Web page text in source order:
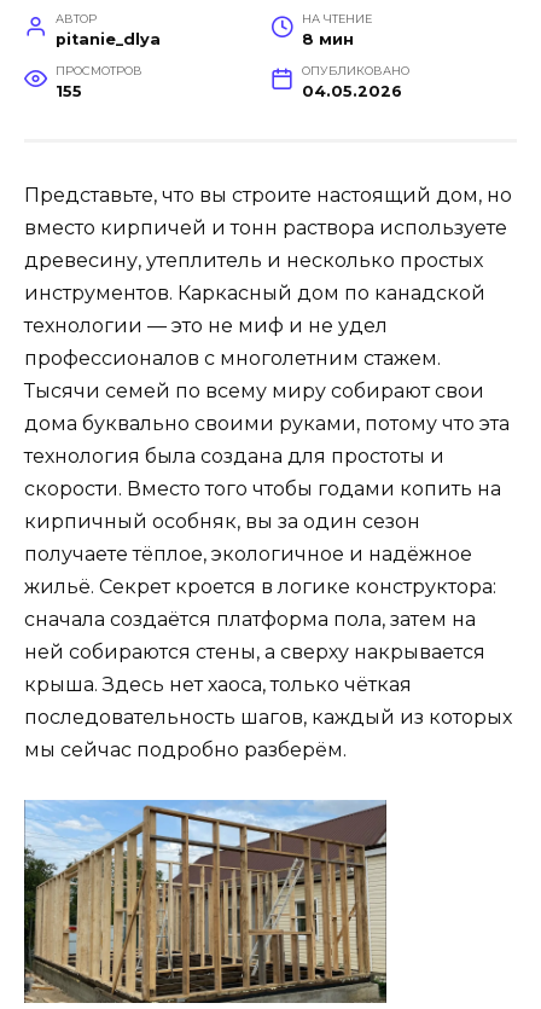
АВТОР
pitanie_dlya
НА ЧТЕНИЕ
8 мин
ПРОСМОТРОВ
155
ОПУБЛИКОВАНО
04.05.2026
Представьте, что вы строите настоящий дом, но
вместо кирпичей и тонн раствора используете
древесину, утеплитель и несколько простых
инструментов. Каркасный дом по канадской
технологии — это не миф и не удел
профессионалов с многолетним стажем.
Тысячи семей по всему миру собирают свои
дома буквально своими руками, потому что эта
технология была создана для простоты и
скорости. Вместо того чтобы годами копить на
кирпичный особняк, вы за один сезон
получаете тёплое, экологичное и надёжное
жильё. Секрет кроется в логике конструктора:
сначала создаётся платформа пола, затем на
ней собираются стены, а сверху накрывается
крыша. Здесь нет хаоса, только чёткая
последовательность шагов, каждый из которых
мы сейчас подробно разберём.